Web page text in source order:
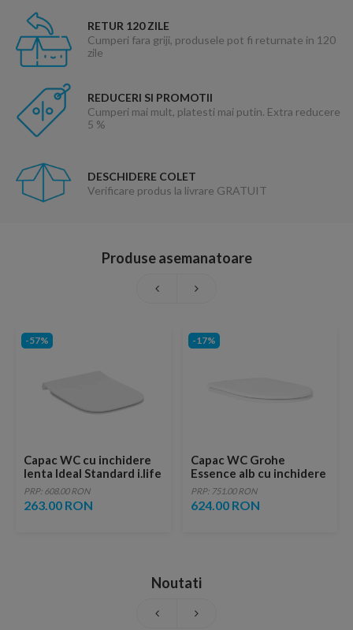
RETUR 120 ZILE
Cumperi fara griji, produsele pot fi returnate in 120
zile
REDUCERI SI PROMOTII
Cumperi mai mult, platesti mai putin. Extra reducere
5 %
DESCHIDERE COLET
Verificare produs la livrare GRATUIT
Produse asemanatoare
-57%
Capac WC cu inchidere
lenta Ideal Standard i.life
A slim alb lucios
PRP: 608.00 RON
263.00 RON
-17%
Capac WC Grohe
Essence alb cu inchidere
softclose
PRP: 751.00 RON
624.00 RON
Noutati